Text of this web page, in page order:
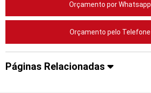
Orçamento por Whatsapp
Orçamento pelo Telefone
Páginas Relacionadas